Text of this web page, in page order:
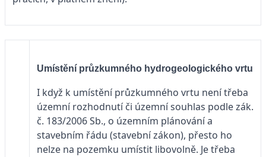
Umístění průzkumného hydrogeologického vrtu
I když k umístění průzkumného vrtu není třeba
územní rozhodnutí či územní souhlas podle zák.
č. 183/2006 Sb., o územním plánování a
stavebním řádu (stavební zákon), přesto ho
nelze na pozemku umístit libovolně. Je třeba